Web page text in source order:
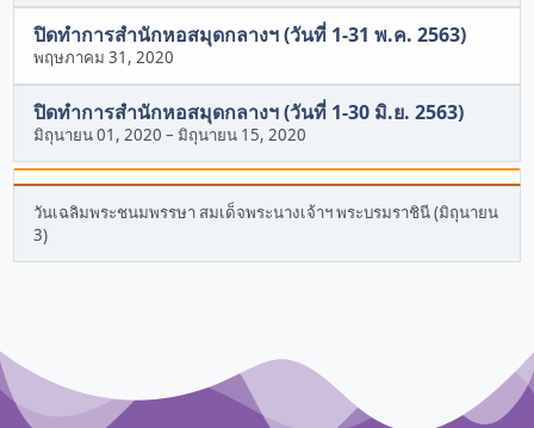
ปิดทำการสำนักหอสมุดกลางฯ (วันที่ 1-31 พ.ค. 2563)
พฤษภาคม 31, 2020
ปิดทำการสำนักหอสมุดกลางฯ (วันที่ 1-30 มิ.ย. 2563)
มิถุนายน 01, 2020 –มิถุนายน 15, 2020
วันเฉลิมพระชนมพรรษา สมเด็จพระนางเจ้าฯ พระบรมราชินี (มิถุนายน
3)